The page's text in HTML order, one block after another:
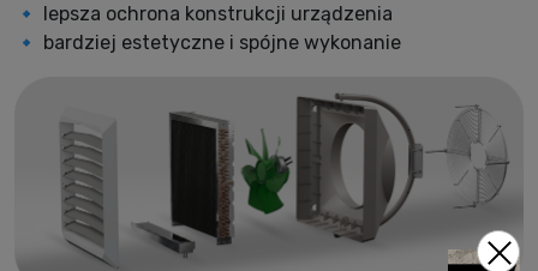
🔹 lepsza ochrona konstrukcji urządzenia
🔹 bardziej estetyczne i spójne wykonanie